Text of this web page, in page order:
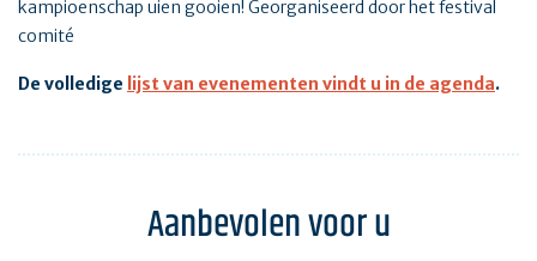
kampioenschap uien gooien! Georganiseerd door het festival
comité
De volledige lijst van evenementen vindt u in de agenda.
Aanbevolen voor u